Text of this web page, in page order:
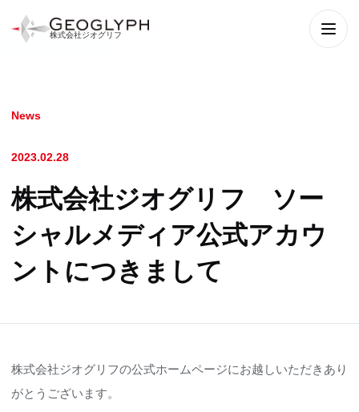
株式会社ジオグリフ
メニ
News
2023.02.28
株式会社ジオグリフ ソー
シャルメディア公式アカウ
ントにつきまして
株式会社ジオグリフの公式ホームページにお越しいただきあり
がとうございます。